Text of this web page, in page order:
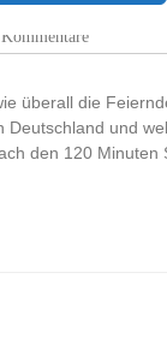
, Nach Straßen,
überall die
und
den 120 Minuten